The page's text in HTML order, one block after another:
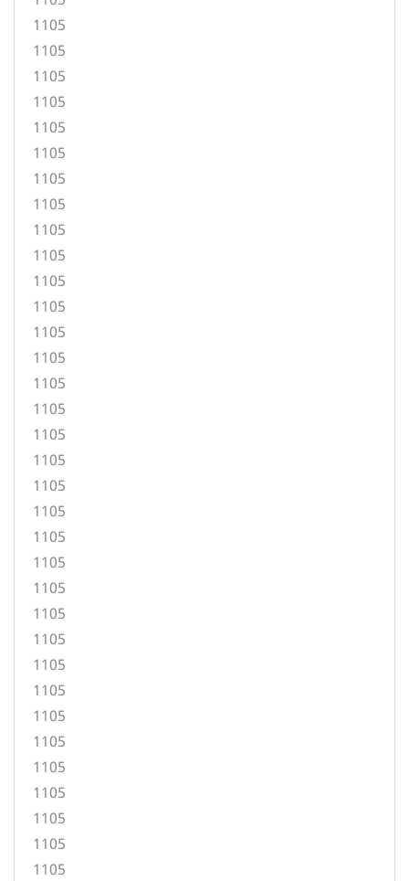
1105
1105
1105
1105
1105
1105
1105
1105
1105
1105
1105
1105
1105
1105
1105
1105
1105
1105
1105
1105
1105
1105
1105
1105
1105
1105
1105
1105
1105
1105
1105
1105
1105
1105